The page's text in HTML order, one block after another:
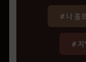
# 나 홀
# 치